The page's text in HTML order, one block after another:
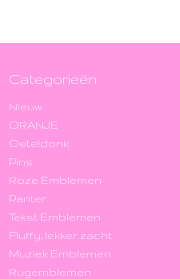
Categorieën
Nieuw
ORANJE
Oeteldonk
Pins
Roze Emblemen
Panter
Tekst Emblemen
Fluffy, lekker zacht
Muziek Emblemen
Rugemblemen